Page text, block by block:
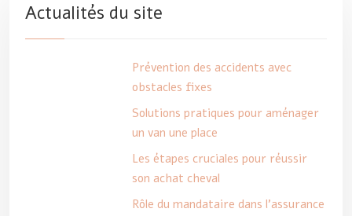
Actualités du site
Prévention des accidents avec
obstacles fixes
Solutions pratiques pour aménager
un van une place
Les étapes cruciales pour réussir
son achat cheval
Rôle du mandataire dans l’assurance